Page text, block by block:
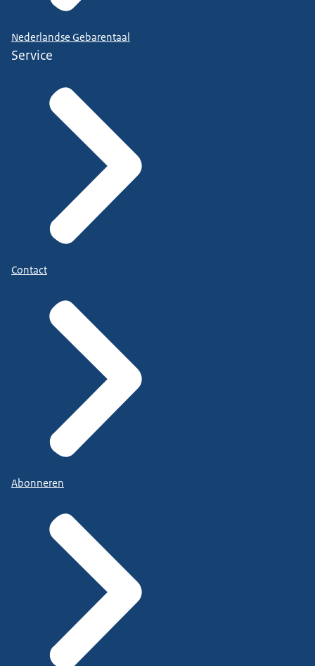
Nederlandse Gebarentaal
Service
Contact
Abonneren